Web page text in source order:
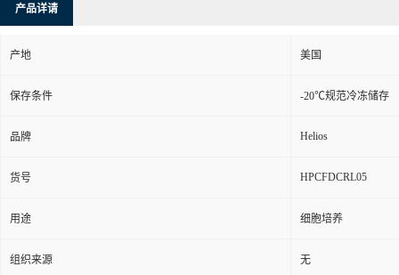
产品详请
产地 美国
保存条件 -20℃规范冷冻储存
品牌 Helios
货号 HPCFDCRL05
用途 细胞培养
组织来源 无